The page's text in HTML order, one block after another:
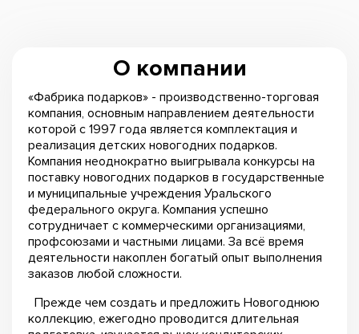
О компании
«Фабрика подарков» - производственно-торговая
компания, основным направлением деятельности
которой с 1997 года является комплектация и
реализация детских новогодних подарков.
Компания неоднократно выигрывала конкурсы на
поставку новогодних подарков в государственные
и муниципальные учреждения Уральского
федерального округа. Компания успешно
сотрудничает с коммерческими организациями,
профсоюзами и частными лицами. За всё время
деятельности накоплен богатый опыт выполнения
заказов любой сложности.
Прежде чем создать и предложить Новогоднюю
коллекцию, ежегодно проводится длительная